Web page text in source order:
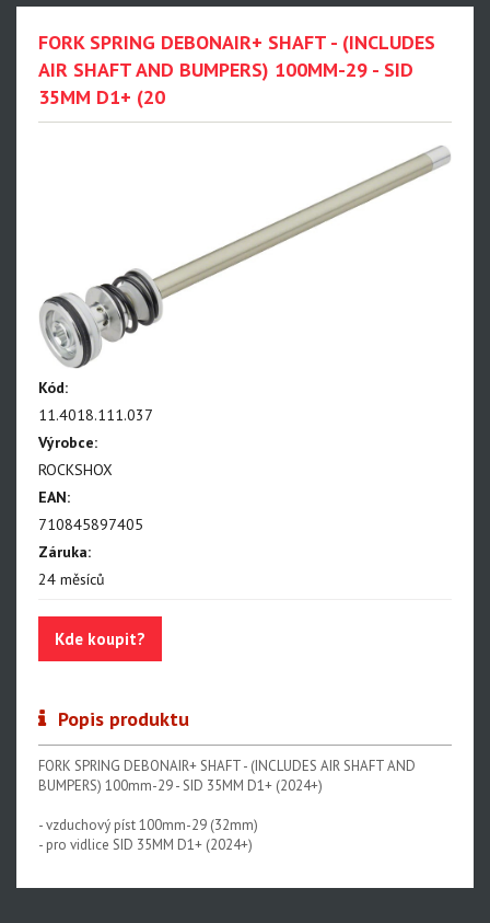
35
Yari
Lyrik - NEW!!!
Zeb - NEW!!!
Domain
BoXXer - NEW!!!
Paragon
Rudy
Deluxe, Super Deluxe
Vivid - NEW!!!
Reverb AXS - NEW!!!
Reverb
FORK SPRING DEBONAIR+ SHAFT - (INCLUDES
AIR SHAFT AND BUMPERS) 100MM-29 - SID
35MM D1+ (20
Kód:
11.4018.111.037
Výrobce:
ROCKSHOX
EAN:
710845897405
Záruka:
24 měsíců
Kde koupit?
Popis produktu
FORK SPRING DEBONAIR+ SHAFT - (INCLUDES AIR SHAFT AND
BUMPERS) 100mm-29 - SID 35MM D1+ (2024+)
- vzduchový píst 100mm-29 (32mm)
- pro vidlice SID 35MM D1+ (2024+)